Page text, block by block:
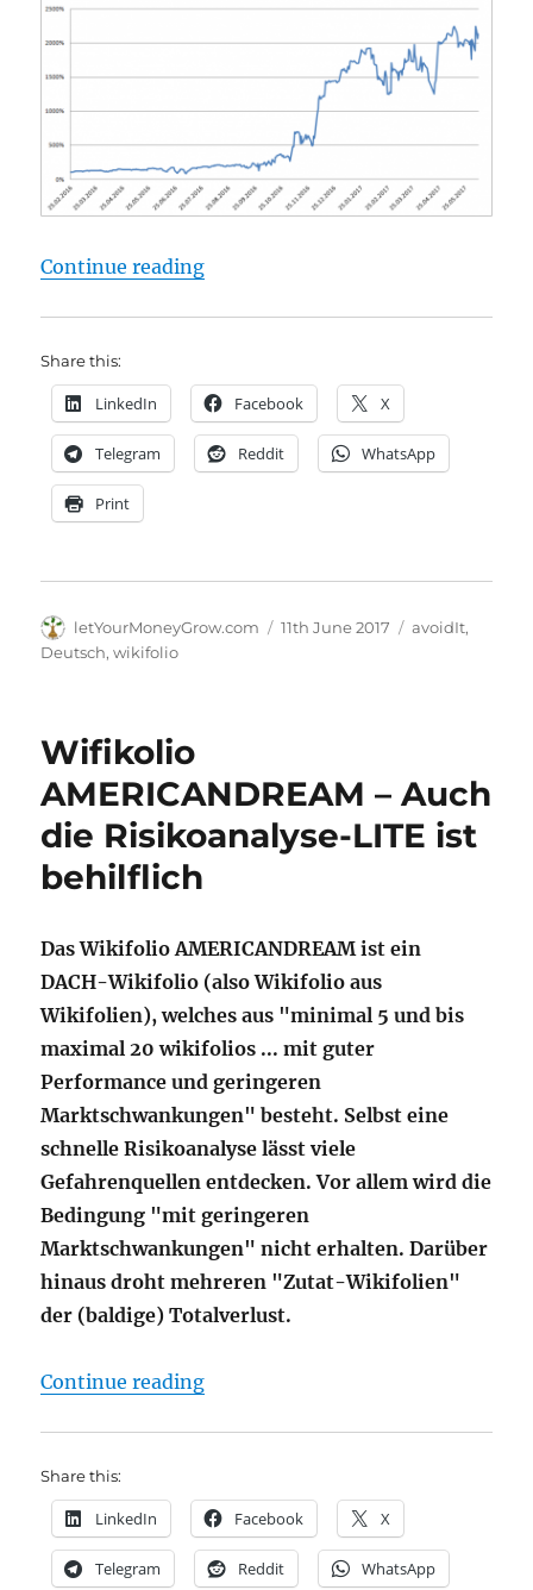
Continue reading"Wikifolio IREX – Wellenritt auf
Share this:
LinkedIn Facebook X
Telegram Reddit WhatsApp
Print
Author
letYourMoneyGrow.com
Posted
11th June 2017 Categories
avoidIt,
Deutsch,wikifolio
Wifikolio
AMERICANDREAM – Auch
die Risikoanalyse-LITE ist
behilflich
Das Wikifolio AMERICANDREAM ist ein
DACH-Wikifolio (also Wikifolio aus
Wikifolien), welches aus "minimal 5 und bis
maximal 20 wikifolios ... mit guter
Performance und geringeren
Marktschwankungen" besteht. Selbst eine
schnelle Risikoanalyse lässt viele
Gefahrenquellen entdecken. Vor allem wird die
Bedingung "mit geringeren
Marktschwankungen" nicht erhalten. Darüber
hinaus droht mehreren "Zutat-Wikifolien"
der (baldige) Totalverlust.
Continue reading"Wifikolio AMERICANDREAM –
Share this:
LinkedIn Facebook X
Telegram Reddit WhatsApp